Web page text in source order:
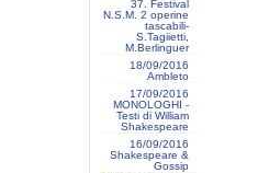
37. Festival
N.S.M. 2 operine
tascabili-
S.Tagiietti,
M.Berlinguer
18/09/2016
Ambleto
17/09/2016
MONOLOGHI -
Testi di William
Shakespeare
16/09/2016
Shakespeare &
Gossip